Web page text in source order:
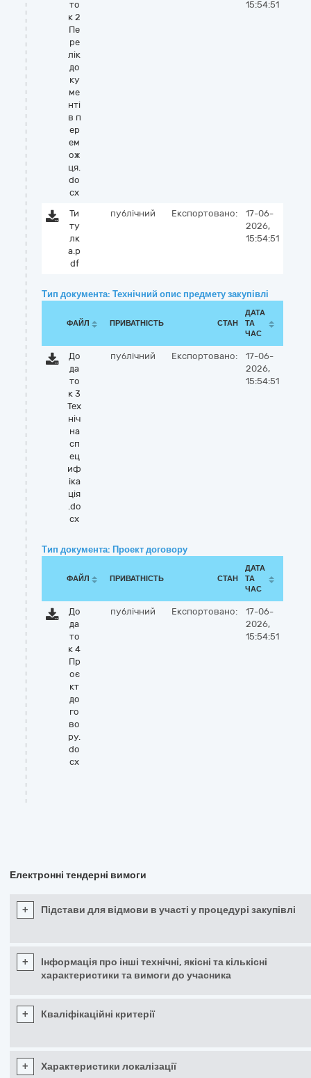
то
к 2
Пе
ре
лік
до
ку
ме
нті
в п
ер
ем
ож
ця.
do
cx
15:54:51
Ти
ту
лк
а.p
df
публічний Експортовано:
17-06-
2026,
15:54:51
Тип документа: Технічний опис предмету закупівлі
ФАЙЛ ПРИВАТНІСТЬ СТАН
ДАТА
ТА
ЧАС
До
да
то
к 3
Тех
ніч
на
сп
ец
иф
іка
ція
.do
cx
публічний Експортовано:
17-06-
2026,
15:54:51
Тип документа: Проект договору
ФАЙЛ ПРИВАТНІСТЬ СТАН
ДАТА
ТА
ЧАС
До
да
то
к 4
Пр
оє
кт
до
го
во
ру.
do
cx
публічний Експортовано:
17-06-
2026,
15:54:51
Електронні тендерні вимоги
+ Підстави для відмови в участі у процедурі закупівлі
+
Інформація про інші технічні, якісні та кількісні
характеристики та вимоги до учасника
+ Кваліфікаційні критерії
+ Характеристики локалізації